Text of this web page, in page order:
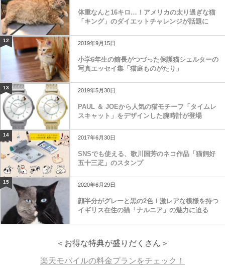
体重なんと16キロ…！アメリカの太り過ぎな猫
「キング」のダイエットチャレンジが話題に
12 2019年9月15日
小学6年生の館長がつづった保護猫シェルターの
写真エッセイ集「猫庭ものがたり」
13 2019年5月30日
PAUL ＆ JOEから人気の猫モチーフ「タイムレ
スキャット」をデザインした腕時計が登場
14 2017年6月30日
SNSでも使える、歌川国芳のネコ作品「猫飼好
五十三疋」のスタンプ
15 2020年6月29日
顔半分がグレーと黒の2色！激レアな模様を持つ
イギリス在住の猫「ナルニア」の魅力に迫る
＜お得な特典が盛りだくさん＞
楽天モバイルの料金プランをチェック！